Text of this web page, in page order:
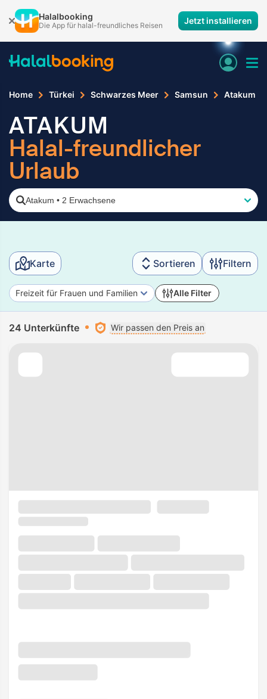
Halalbooking
Die App für halal-freundliches Reisen Jetzt installieren
Home Türkei Schwarzes Meer Samsun Atakum
ATAKUM
Halal-freundlicher
Urlaub
Atakum • 2 Erwachsene
Karte Sortieren Filtern
Freizeit für Frauen und Familien Alle Filter
24 Unterkünfte Wir passen den Preis an